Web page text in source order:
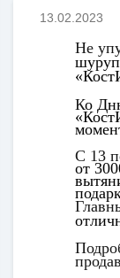
13.02.2023
Не
Ко
«
С 13
от